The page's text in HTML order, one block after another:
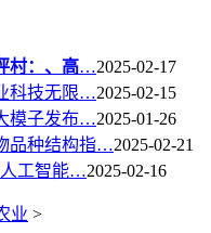
村：、高…2025-02-17
科技无限…2025-02-15
模子发布…2025-01-26
品种结构指…2025-02-21
人工智能…2025-02-16
业 >